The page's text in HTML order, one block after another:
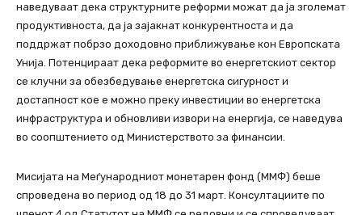
наведуваат дека структурните реформи можат да ја зголемат
продуктивноста, да ја зајакнат конкурентноста и да
поддржат побрзо доходовно приближување кон Европската
Унија. Потенцираат дека реформите во енергетскиот сектор
се клучни за обезбедување енергетска сигурност и
достапност кое е можно преку инвестиции во енергетска
инфраструктура и обновливи извори на енергија, се наведува
во соопштението од Министерството за финансии.
Мисијата на Меѓународниот монетарен фонд (ММФ) беше
спроведена во период од 18 до 31 март. Консултациите по